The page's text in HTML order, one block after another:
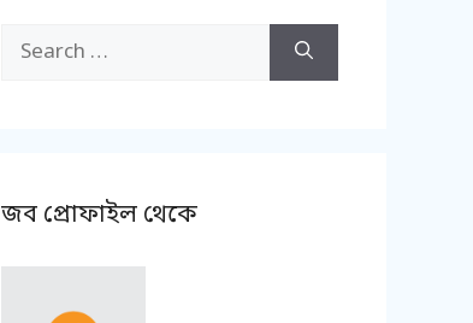
Search
জব প্রোফাইল থেকে